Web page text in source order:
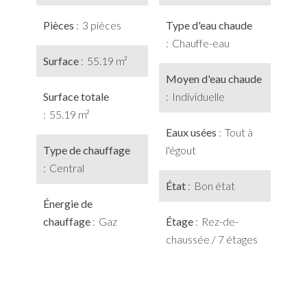
Pièces 3 pièces
Surface 55.19 m²
Surface totale
55.19 m²
Type de chauffage
Central
Énergie de
chauffage
Gaz
Type d'eau chaude
Chauffe-eau
Moyen d'eau chaude
Individuelle
Eaux usées
Tout à
l'égout
État Bon état
Étage
Rez-de-
chaussée / 7 étages